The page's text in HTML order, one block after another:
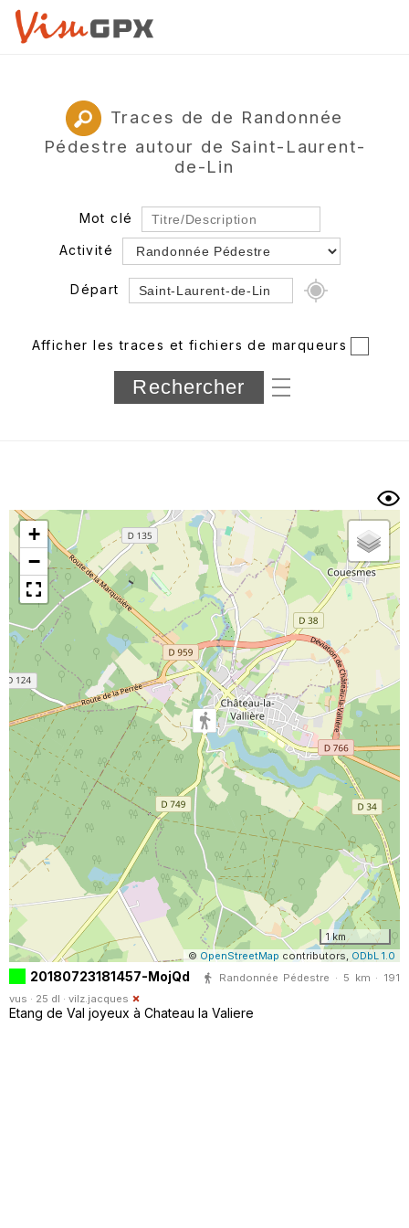
Traces de de Randonnée
Pédestre autour de Saint-Laurent-
de-Lin
Mot clé
Activité
Départ
Département
Longueur min/max
Trier par
Horodatage Photos
Afficher les traces et fichiers de marqueurs
+
−
1 km
© OpenStreetMap contributors, ODbL 1.0
20180723181457-MojQd
Randonnée Pédestre · 5 km · 191
vus · 25 dl · vilz.jacques
Etang de Val joyeux à Chateau la Valiere